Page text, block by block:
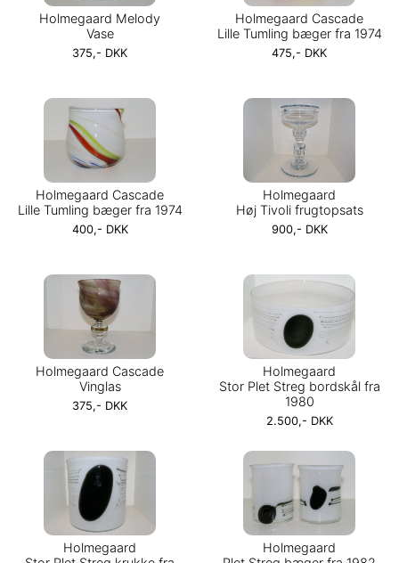
Holmegaard Melody
Vase
375,- DKK
Holmegaard Cascade
Lille Tumling bæger fra 1974
475,- DKK
Holmegaard Cascade
Lille Tumling bæger fra 1974
400,- DKK
Holmegaard
Høj Tivoli frugtopsats
900,- DKK
Holmegaard Cascade
Vinglas
375,- DKK
Holmegaard
Stor Plet Streg bordskål fra
1980
2.500,- DKK
Holmegaard
Holmegaard